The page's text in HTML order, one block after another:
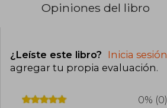
Opiniones del libro
¿Leíste este libro? Inicia sesión
agregar tu propia evaluación.
0% (0)